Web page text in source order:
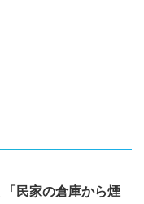
民家の倉庫から煙